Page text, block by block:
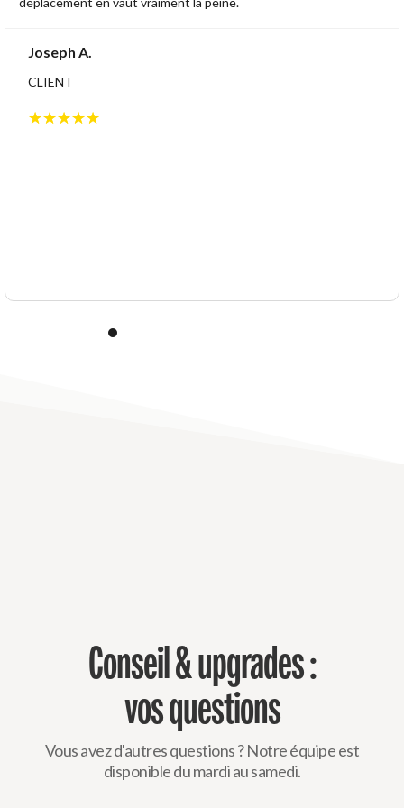
Joseph A.
CLIENT
☆☆☆☆☆
Conseil & upgrades :
vos questions
Vous avez d'autres questions ? Notre équipe est
disponible du mardi au samedi.